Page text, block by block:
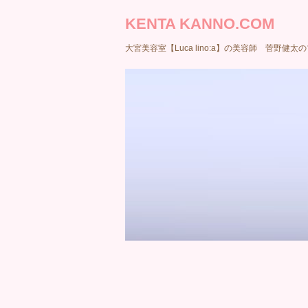
KENTA KANNO.COM
大宮美容室【Luca lino:a】の美容師 菅野健太の